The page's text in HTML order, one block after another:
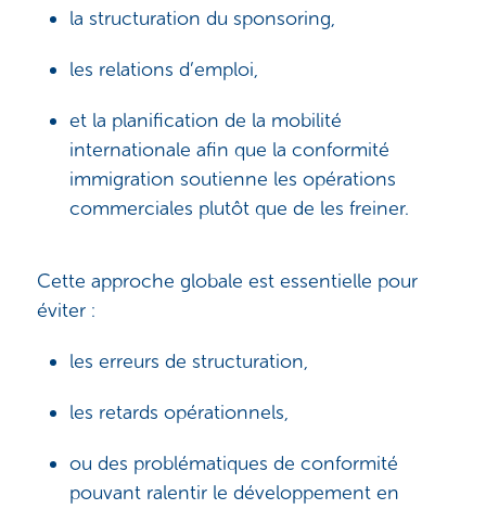
la structuration du sponsoring,
les relations d’emploi,
et la planification de la mobilité
internationale afin que la conformité
immigration soutienne les opérations
commerciales plutôt que de les freiner.
Cette approche globale est essentielle pour
éviter :
les erreurs de structuration,
les retards opérationnels,
ou des problématiques de conformité
pouvant ralentir le développement en